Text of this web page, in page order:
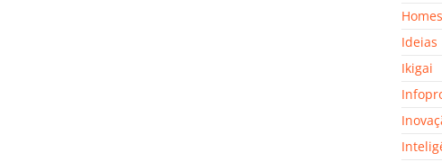
Ideias
Ikigai